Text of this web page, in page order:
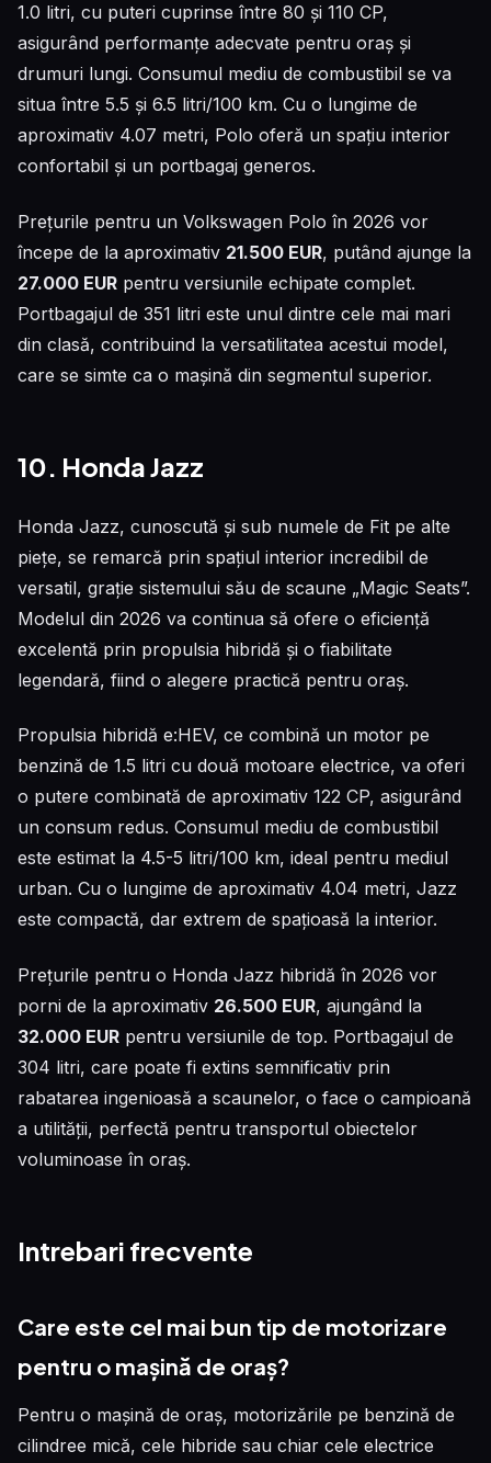
1.0 litri, cu puteri cuprinse între 80 și 110 CP,
asigurând performanțe adecvate pentru oraș și
drumuri lungi. Consumul mediu de combustibil se va
situa între 5.5 și 6.5 litri/100 km. Cu o lungime de
aproximativ 4.07 metri, Polo oferă un spațiu interior
confortabil și un portbagaj generos.
Prețurile pentru un Volkswagen Polo în 2026 vor
începe de la aproximativ 21.500 EUR, putând ajunge la
27.000 EUR pentru versiunile echipate complet.
Portbagajul de 351 litri este unul dintre cele mai mari
din clasă, contribuind la versatilitatea acestui model,
care se simte ca o mașină din segmentul superior.
10. Honda Jazz
Honda Jazz, cunoscută și sub numele de Fit pe alte
piețe, se remarcă prin spațiul interior incredibil de
versatil, grație sistemului său de scaune „Magic Seats”.
Modelul din 2026 va continua să ofere o eficiență
excelentă prin propulsia hibridă și o fiabilitate
legendară, fiind o alegere practică pentru oraș.
Propulsia hibridă e:HEV, ce combină un motor pe
benzină de 1.5 litri cu două motoare electrice, va oferi
o putere combinată de aproximativ 122 CP, asigurând
un consum redus. Consumul mediu de combustibil
este estimat la 4.5-5 litri/100 km, ideal pentru mediul
urban. Cu o lungime de aproximativ 4.04 metri, Jazz
este compactă, dar extrem de spațioasă la interior.
Prețurile pentru o Honda Jazz hibridă în 2026 vor
porni de la aproximativ 26.500 EUR, ajungând la
32.000 EUR pentru versiunile de top. Portbagajul de
304 litri, care poate fi extins semnificativ prin
rabatarea ingenioasă a scaunelor, o face o campioană
a utilității, perfectă pentru transportul obiectelor
voluminoase în oraș.
Intrebari frecvente
Care este cel mai bun tip de motorizare
pentru o mașină de oraș?
Pentru o mașină de oraș, motorizările pe benzină de
cilindree mică, cele hibride sau chiar cele electrice